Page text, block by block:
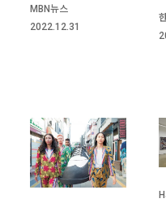
MBN뉴스
2022.12.31